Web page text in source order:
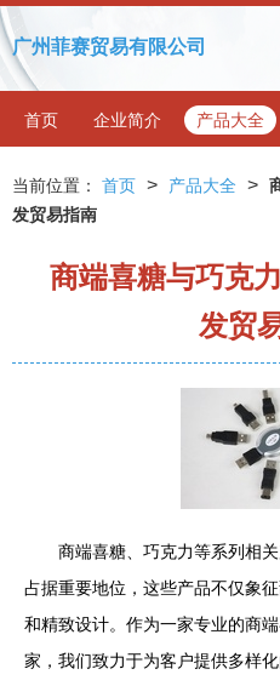
广州菲赛贸易有限公司
首页 企业简介 产品大全
当前位置： 首页 > 产品大全 >
发贸易指南
商端喜糖与巧克
发贸
商端喜糖、巧克力等系列相
占据重要地位，这些产品不仅象
和精致设计。作为一家专业的商
家，我们致力于为客户提供多样